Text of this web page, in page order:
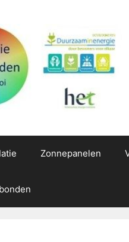
Zonnepanelen